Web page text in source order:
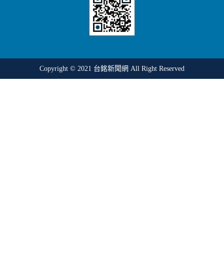
Copyright © 2021 台銘新聞網 All Right Reserved